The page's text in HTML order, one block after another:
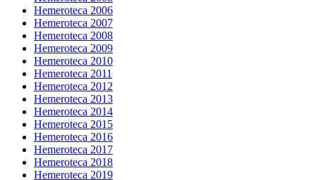
Hemeroteca 2006
Hemeroteca 2007
Hemeroteca 2008
Hemeroteca 2009
Hemeroteca 2010
Hemeroteca 2011
Hemeroteca 2012
Hemeroteca 2013
Hemeroteca 2014
Hemeroteca 2015
Hemeroteca 2016
Hemeroteca 2017
Hemeroteca 2018
Hemeroteca 2019